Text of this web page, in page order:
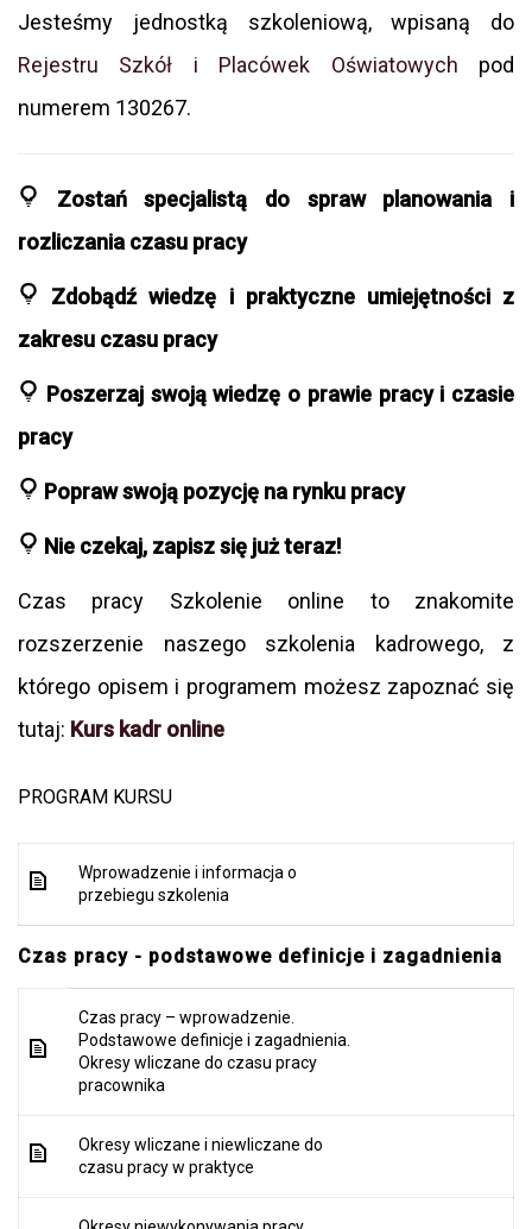
Jesteśmy jednostką szkoleniową, wpisaną do
Rejestru Szkół i Placówek Oświatowych pod
numerem 130267.
Zostań specjalistą do spraw planowania i
rozliczania czasu pracy
Zdobądź wiedzę i praktyczne umiejętności z
zakresu czasu pracy
Poszerzaj swoją wiedzę o prawie pracy i czasie
pracy
Popraw swoją pozycję na rynku pracy
Nie czekaj, zapisz się już teraz!
Czas pracy Szkolenie online to znakomite
rozszerzenie naszego szkolenia kadrowego, z
którego opisem i programem możesz zapoznać się
tutaj: Kurs kadr online
PROGRAM KURSU
Wprowadzenie i informacja o
przebiegu szkolenia
Czas pracy - podstawowe definicje i zagadnienia
Czas pracy – wprowadzenie.
Podstawowe definicje i zagadnienia.
Okresy wliczane do czasu pracy
pracownika
Okresy wliczane i niewliczane do
czasu pracy w praktyce